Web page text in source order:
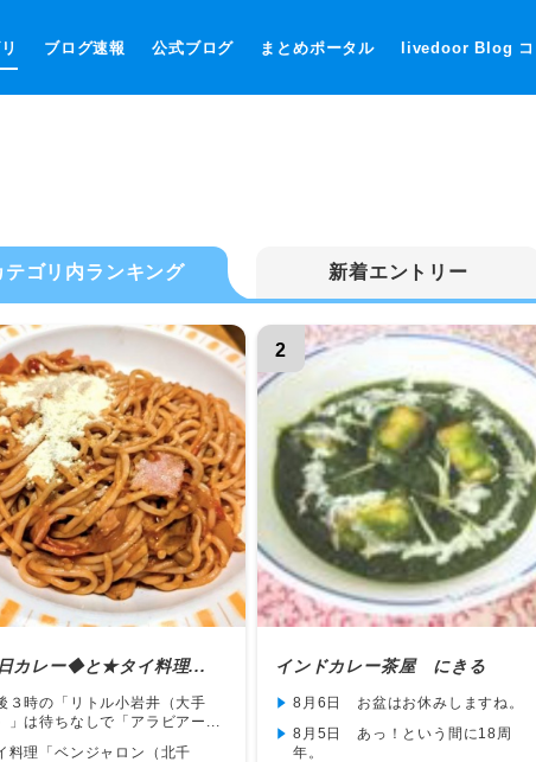
ブログ速報 公式ブログ まとめポータル livedoor Blog コ
テゴリ内ランキング 新着エントリー
カレー◆と★タイ料理...
３時の「リトル小岩井（大手
」は待ちなしで「アラビアー...
料理「ベンジャロン（北千
2
インドカレー茶屋 にきる
8月6日 お盆はお休みしますね。
8月5日 あっ！という間に18周
年。